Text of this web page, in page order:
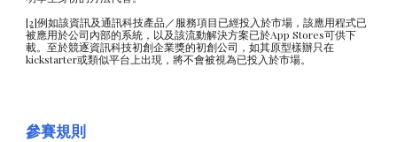
[2]例如該資訊及通訊科技產品／服務項目已經投入於市場，該應用程式已
被應用於公司內部的系統，以及該流動解決方案已於App Stores可供下
載。至於競逐資訊科技初創企業獎的初創公司，如其原型樣辦只在
kickstarter或類似平台上出現，將不會被視為已投入於市場。
參賽規則